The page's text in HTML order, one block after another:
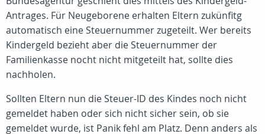
Antrages. Für Neugeborene erhalten Eltern zukünfitg
automatisch eine Steuernummer zugeteilt. Wer bereits
Kindergeld bezieht aber die Steuernummer der
Familienkasse nocht nicht mitgeteilt hat, sollte dies
nachholen.
Sollten Eltern nun die Steuer-ID des Kindes noch nicht
gemeldet haben oder sich nicht sicher sein, ob sie
gemeldet wurde, ist Panik fehl am Platz. Denn anders als